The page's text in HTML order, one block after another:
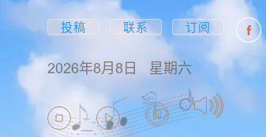
投稿 联系 订阅
2026年8月8日 星期六